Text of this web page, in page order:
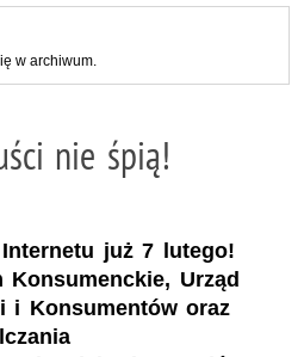
w archiwum.
nie śpią!
już 7 lutego!
Urząd
i Konsumentów oraz